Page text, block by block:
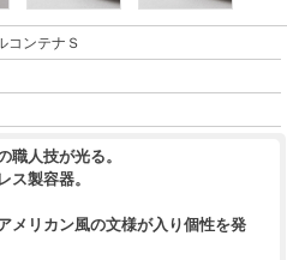
コンテナＳ
職人技が光る。
ス製容器。
メリカン風の文様が入り個性を発